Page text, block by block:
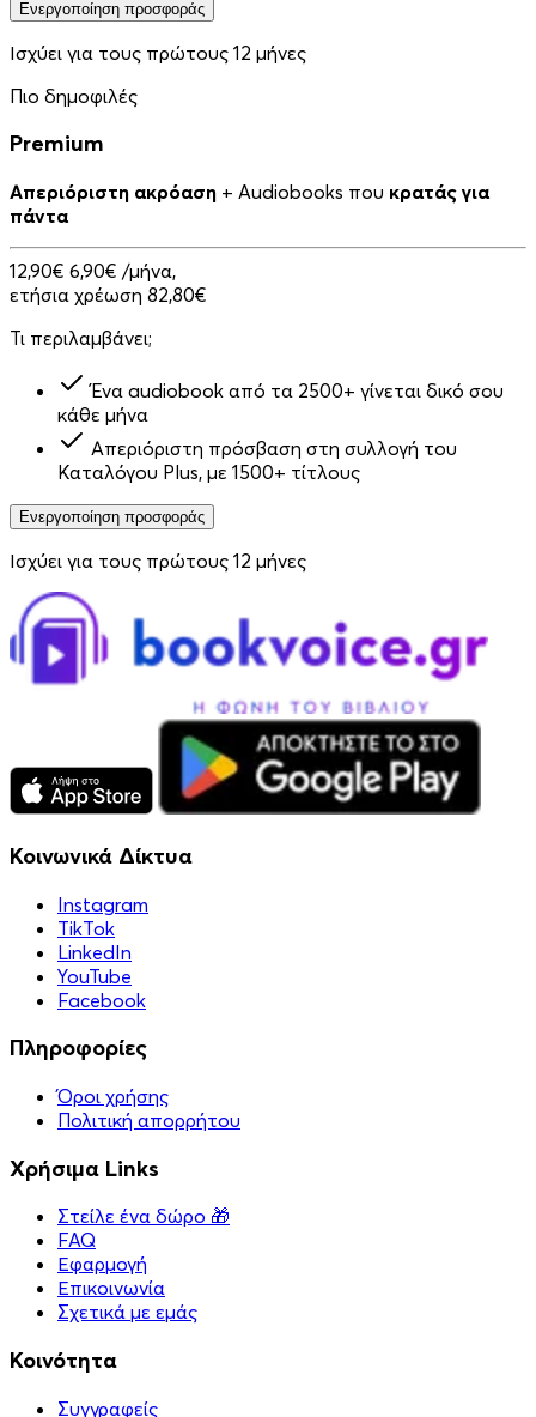
Ενεργοποίηση προσφοράς
Ισχύει για τους πρώτους 12 μήνες
Πιο δημοφιλές
Premium
Απεριόριστη ακρόαση + Audiobooks που κρατάς για
πάντα
12,90€ 6,90€ /μήνα,
ετήσια χρέωση 82,80€
Τι περιλαμβάνει;
Ένα audiobook από τα 2500+ γίνεται δικό σου
κάθε μήνα
Απεριόριστη πρόσβαση στη συλλογή του
Καταλόγου Plus, με 1500+ τίτλους
Ενεργοποίηση προσφοράς
Ισχύει για τους πρώτους 12 μήνες
Κοινωνικά Δίκτυα
Instagram
TikTok
LinkedIn
YouTube
Facebook
Πληροφορίες
Όροι χρήσης
Πολιτική απορρήτου
Χρήσιμα Links
Στείλε ένα δώρο 🎁
FAQ
Εφαρμογή
Επικοινωνία
Σχετικά με εμάς
Κοινότητα
Συγγραφείς